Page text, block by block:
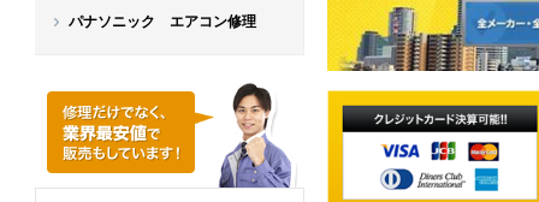
パナソニック エアコン修理